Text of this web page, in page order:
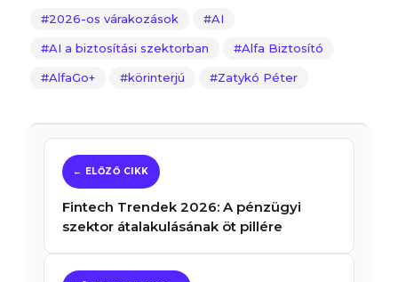
2026-os várakozások AI
AI a biztosítási szektorban Alfa Biztosító
AlfaGo+ körinterjú Zatykó Péter
Fintech Trendek 2026: A pénzügyi
szektor átalakulásának öt pillére